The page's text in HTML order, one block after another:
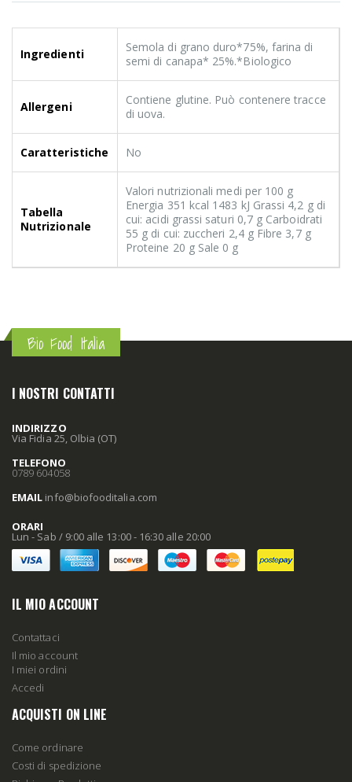
Ingredienti
Semola di grano duro*75%, farina di
semi di canapa* 25%.*Biologico
Allergeni
Contiene glutine. Può contenere tracce
di uova.
Caratteristiche No
Tabella
Nutrizionale
Valori nutrizionali medi per 100 g
Energia 351 kcal 1483 kJ Grassi 4,2 g di
cui: acidi grassi saturi 0,7 g Carboidrati
55 g di cui: zuccheri 2,4 g Fibre 3,7 g
Proteine 20 g Sale 0 g
Bio Food Italia
I NOSTRI CONTATTI
INDIRIZZO
Via Fidia 25, Olbia (OT)
TELEFONO
0789 604058
EMAIL info@biofooditalia.com
ORARI
Lun - Sab / 9:00 alle 13:00 - 16:30 alle 20:00
IL MIO ACCOUNT
Contattaci
Il mio account
I miei ordini
Accedi
ACQUISTI ON LINE
Come ordinare
Costi di spedizione